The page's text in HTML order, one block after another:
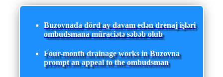
Buzovnada dörd ay davam edən drenaj işləri
ombudsmana müraciətə səbəb olub
Four-month drainage works in Buzovna
prompt an appeal to the ombudsman